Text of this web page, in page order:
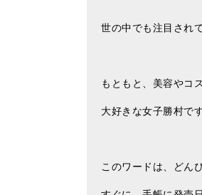
世の中でも注目され
もともと、美容やコ
大好きな女子勝村です
このワードは、どん